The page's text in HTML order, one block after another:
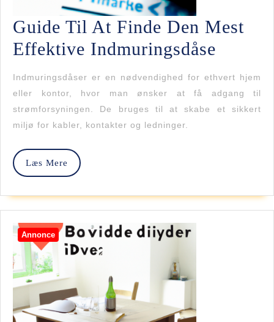
Guide Til At Finde Den Mest
Effektive Indmuringsdåse
Til
At
Finde
Indmuringsdåser er en nødvendighed for ethvert hjem
eller kontor, hvor man ønsker at få adgang til
strømforsyningen. De bruges til at skabe et sikkert
miljø for kabler, kontakter og ledninger.
Læs Mere
Læs
Annonce